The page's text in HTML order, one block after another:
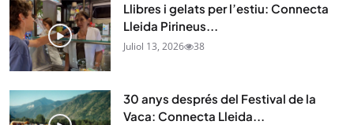
Llibres i gelats per l’estiu: Connecta
Lleida Pirineus...
Juliol 13, 2026 38
30 anys després del Festival de la
Vaca: Connecta Lleida...